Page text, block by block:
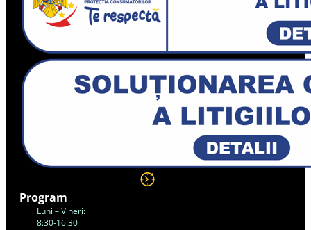
Program
Luni – Vineri:
8:30-16:30